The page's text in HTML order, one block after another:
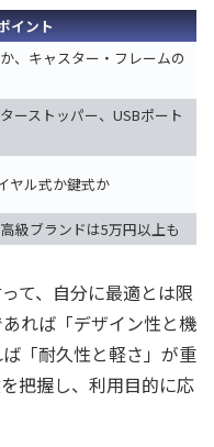
イント
、キャスター・フレームの
ーストッパー、USBポート
ヤル式か鍵式か
級ブランドは5万円以上も
て、自分に最適とは限
れば「デザイン性と機
「耐久性と軽さ」が重
把握し、利用目的に応